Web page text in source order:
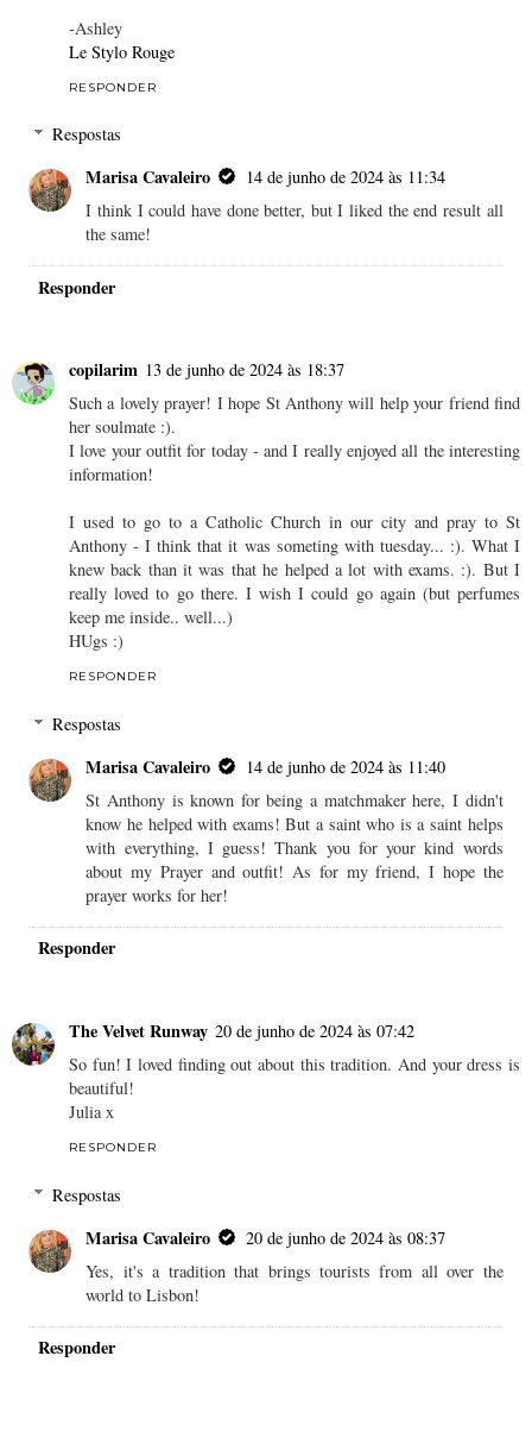
-Ashley
Le Stylo Rouge
RESPONDER
Respostas
Marisa Cavaleiro
14 de junho de 2024 às 11:34
I think I could have done better, but I liked the end result all
the same!
Responder
copilarim 13 de junho de 2024 às 18:37
Such a lovely prayer! I hope St Anthony will help your friend find
her soulmate :).
I love your outfit for today - and I really enjoyed all the interesting
information!
I used to go to a Catholic Church in our city and pray to St
Anthony - I think that it was someting with tuesday... :). What I
knew back than it was that he helped a lot with exams. :). But I
really loved to go there. I wish I could go again (but perfumes
keep me inside.. well...)
HUgs :)
RESPONDER
Respostas
Marisa Cavaleiro
14 de junho de 2024 às 11:40
St Anthony is known for being a matchmaker here, I didn't
know he helped with exams! But a saint who is a saint helps
with everything, I guess! Thank you for your kind words
about my Prayer and outfit! As for my friend, I hope the
prayer works for her!
Responder
The Velvet Runway 20 de junho de 2024 às 07:42
So fun! I loved finding out about this tradition. And your dress is
beautiful!
Julia x
RESPONDER
Respostas
Marisa Cavaleiro
20 de junho de 2024 às 08:37
Yes, it's a tradition that brings tourists from all over the
world to Lisbon!
Responder